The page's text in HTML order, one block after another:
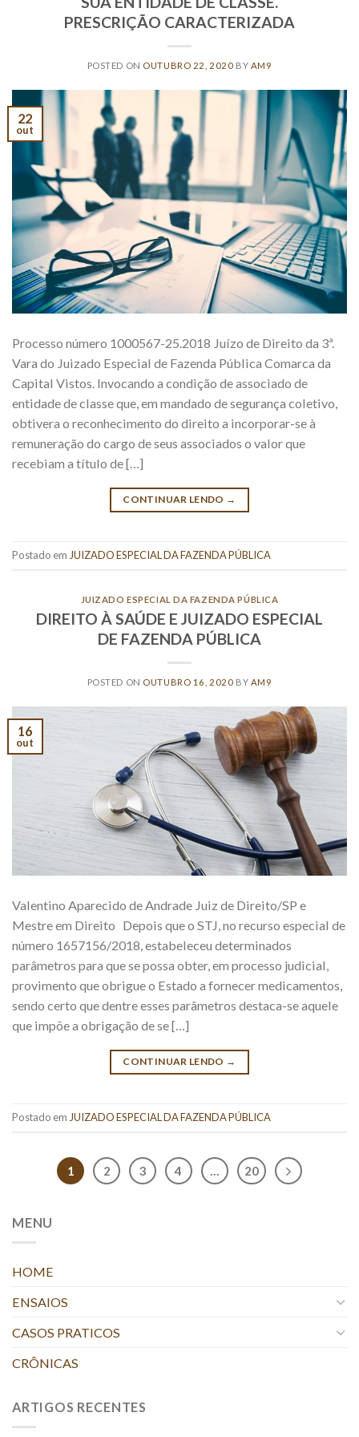
PRESCRIÇÃO CARACTERIZADA
POSTED ON OUTUBRO 22, 2020 BY AM9
22
out
Processo número 1000567-25.2018 Juízo de Direito da 3ª.
Vara do Juizado Especial de Fazenda Pública Comarca da
Capital Vistos. Invocando a condição de associado de
entidade de classe que, em mandado de segurança coletivo,
obtivera o reconhecimento do direito a incorporar-se à
remuneração do cargo de seus associados o valor que
recebiam a título de […]
CONTINUAR LENDO →
Postado em JUIZADO ESPECIAL DA FAZENDA PÚBLICA
JUIZADO ESPECIAL DA FAZENDA PÚBLICA
DIREITO À SAÚDE E JUIZADO ESPECIAL
DE FAZENDA PÚBLICA
POSTED ON OUTUBRO 16, 2020 BY AM9
16
out
Valentino Aparecido de Andrade Juiz de Direito/SP e
Mestre em Direito Depois que o STJ, no recurso especial de
número 1657156/2018, estabeleceu determinados
parâmetros para que se possa obter, em processo judicial,
provimento que obrigue o Estado a fornecer medicamentos,
sendo certo que dentre esses parâmetros destaca-se aquele
que impõe a obrigação de se […]
CONTINUAR LENDO →
Postado em JUIZADO ESPECIAL DA FAZENDA PÚBLICA
1 2 3 4 … 20
MENU
HOME
ENSAIOS
CASOS PRATICOS
CRÔNICAS
ARTIGOS RECENTES